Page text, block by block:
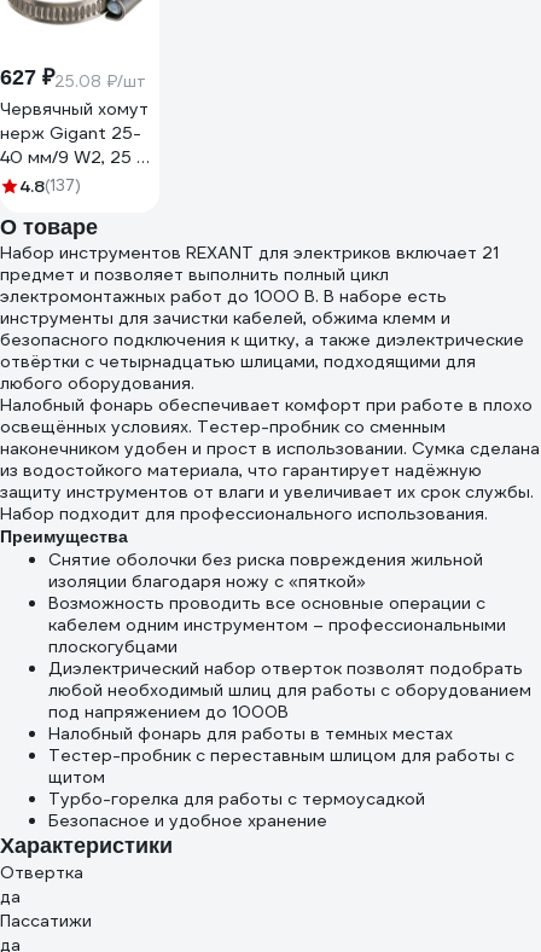
627 ₽25.08 ₽/шт
Червячный хомут
нерж Gigant 25-
40 мм/9 W2, 25 шт
G/1/45
4.8(137)
О товаре
Набор инструментов REXANT для электриков включает 21
предмет и позволяет выполнить полный цикл
электромонтажных работ до 1000 В. В наборе есть
инструменты для зачистки кабелей, обжима клемм и
безопасного подключения к щитку, а также диэлектрические
отвёртки с четырнадцатью шлицами, подходящими для
любого оборудования.
Налобный фонарь обеспечивает комфорт при работе в плохо
освещённых условиях. Тестер-пробник со сменным
наконечником удобен и прост в использовании. Сумка сделана
из водостойкого материала, что гарантирует надёжную
защиту инструментов от влаги и увеличивает их срок службы.
Набор подходит для профессионального использования.
Преимущества
Снятие оболочки без риска повреждения жильной
изоляции благодаря ножу с «пяткой»
Возможность проводить все основные операции с
кабелем одним инструментом – профессиональными
плоскогубцами
Диэлектрический набор отверток позволят подобрать
любой необходимый шлиц для работы с оборудованием
под напряжением до 1000В
Налобный фонарь для работы в темных местах
Тестер-пробник с переставным шлицом для работы с
щитом
Турбо-горелка для работы с термоусадкой
Безопасное и удобное хранение
Характеристики
Отвертка
да
Пассатижи
да